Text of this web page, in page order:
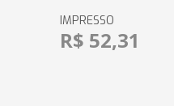
IMPRESSO
R$ 52,31